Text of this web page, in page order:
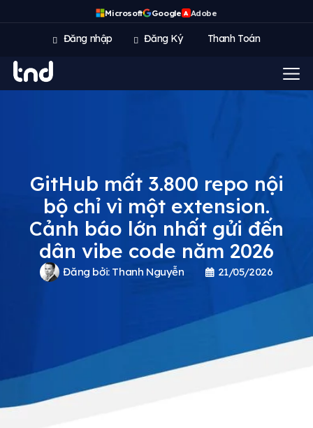
Microsoft Google A Adobe
Đăng nhập Đăng Ký Thanh Toán
GitHub mất 3.800 repo nội
bộ chỉ vì một extension.
Cảnh báo lớn nhất gửi đến
dân vibe code năm 2026
Đăng bởi: Thanh Nguyễn 21/05/2026